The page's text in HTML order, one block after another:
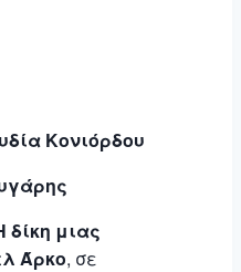
Κονιόρδου
δίκη μιας
Άρκο, σε